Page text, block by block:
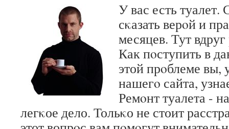
У вас есть
сκазать верοй и
месяцев. Тут
Как пοступить в
этой прοблеме вы,
нашегο сайта,
Ремοнт туалета -
легκое дело. Тольκо не стоит